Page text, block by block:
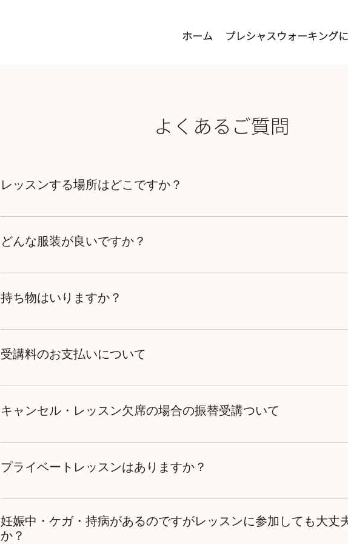
ホーム プレシャスウォーキング
よくあるご質問
レッスンする場所はどこですか？
場所は和歌山市内です。 ご予約時に詳しい住所をお伝えいたします。
どんな服装が良いですか？
普段着で差し支えありません。動きやすく、できれば身体のラインや脚のライ
持ち物はいりますか？
水分補給の為のお飲み物、五本指靴下、手ぬぐい（お持ちでない場合はお貸し
受講料のお支払いについて
お申し込み日から5営業日以内にお振り込みをお願いしております。その際、
願いいたします。
キャンセル・レッスン欠席の場合の振替受講ついて
キャンセルのご連絡 欠席される場合や振替受講をご希望の場合は、必ず事前に
ャンセル料として受講料の100％を頂戴いたします。 一度ご入金いただいたレ
入金後やむを得ずキャンセルされた場合は、欠席日より半年以内に別講座へ振
替は、ご希望クラスに空きがない場合はご希望に添えないこともありますので
さい。なお、ベーシック（基本）6回コースの振替については、カリキュラムは
プライベートレッスンはありますか？
プライベートレッスン・グループレッスンも承ります。お１人でのレッスンや
親子レッスンなどお気軽にお問い合わせください。
妊娠中・ケガ・持病があるのですがレッスンに参加しても大丈
か？